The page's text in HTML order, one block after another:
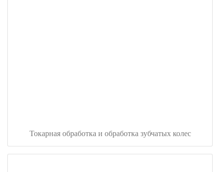
Токарная обработка и обработка зубчатых колес